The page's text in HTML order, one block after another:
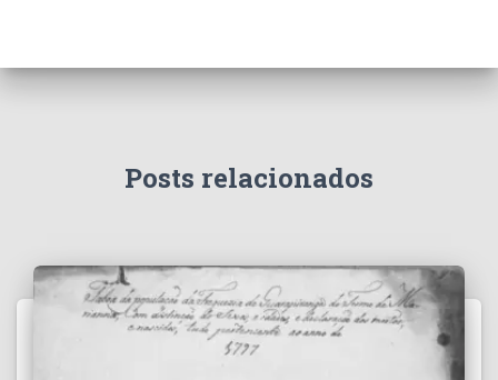
Posts relacionados